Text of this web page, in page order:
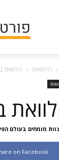
הלוואות הלוואת
מומחים בעולם
on Facebook